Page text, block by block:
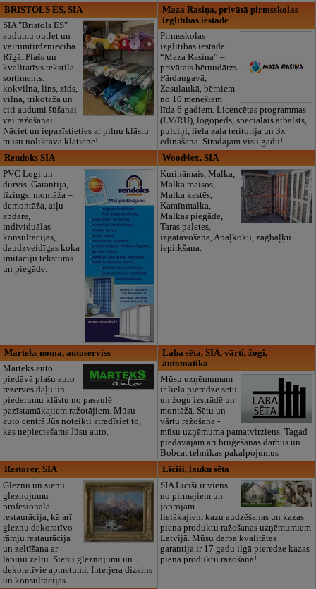
BRISTOLS ES, SIA
SIA "Bristols ES"
audumu outlet un
vairumtirdzniecība
Rīgā. Plašs un
kvalitatīvs tekstila
sortiments:
kokvilna, lins, zīds,
vilna, trikotāža un
citi audumi šūšanai
vai ražošanai.
Nāciet un iepazīstieties ar pilnu klāstu
mūsu noliktavā klātienē!
Maza Rasiņa, privātā pirmsskolas
izglītības iestāde
Pirmsskolas
izglītības iestāde
“Maza Rasiņa” –
privātais bērnudārzs
Pārdaugavā,
Zasulaukā, bērniem
no 10 mēnešiem
līdz 6 gadiem. Licencētas programmas
(LV/RU), logopēds, speciālais atbalsts,
pulciņi, liela zaļa teritorija un 3x
ēdināšana. Strādājam visu gadu!
Rendoks SIA
PVC Logi un
durvis. Garantija,
līzings, montāža –
demontāža, aiļu
apdare,
individuālas
konsultācijas,
daudzveidīgas koka
imitāciju tekstūras
un piegāde.
Wood4ex, SIA
Kurināmais, Malka,
Malka maisos,
Malka kastēs,
Kamīnmalka,
Malkas piegāde,
Taras paletes,
izgatavošana, Apaļkoku, zāģbaļķu
iepirkšana.
Marteks noma, autoserviss
Marteks auto
piedāvā plašu auto
rezerves daļu un
piederumu klāstu no pasaulē
pazīstamākajiem ražotājiem. Mūsu
auto centrā Jūs noteikti atradīsiet to,
kas nepieciešams Jūsu auto.
Laba sēta, SIA, vārti, žogi,
automātika
Mūsu uzņēmumam
ir liela pieredze sētu
un žogu izstrādē un
montāžā. Sētu un
vārtu ražošana -
mūsu uzņēmuma pamatvirziens. Tagad
piedāvājam arī bruģēšanas darbus un
Bobcat tehnikas pakalpojumus
Restorer, SIA
Gleznu un sienu
gleznojumu
profesionāla
restaurācija, kā arī
gleznu dekoratīvo
rāmju restaurācija
un zeltīšana ar
lapiņu zeltu. Sienu gleznojumi un
dekoratīvie apmetumi. Interjera dizains
un konsultācijas.
Līcīši, lauku sēta
SIA Līcīši ir viens
no pirmajiem un
joprojām
lielākajiem kazu audzēšanas un kazas
piena produktu ražošanas uzņēmumiem
Latvijā. Mūsu darba kvalitātes
garantija ir 17 gadu ilgā pieredze kazas
piena produktu ražošanā!